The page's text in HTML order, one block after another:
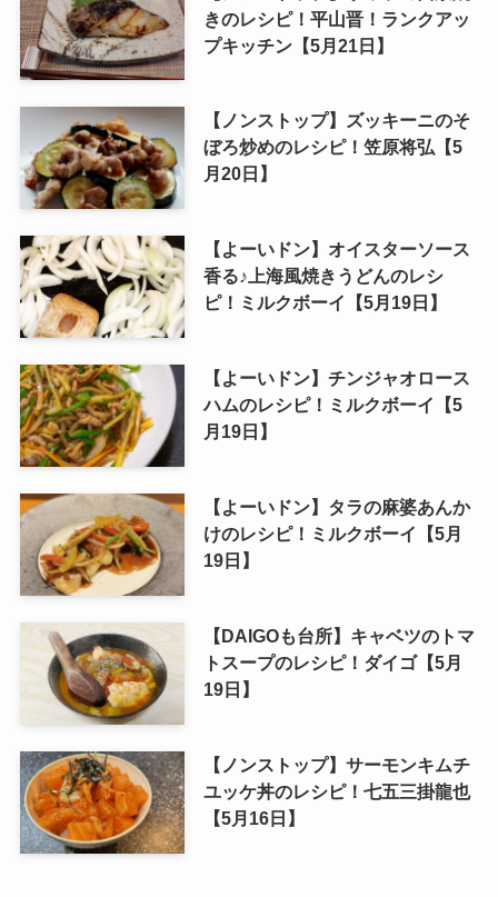
きのレシピ！平山晋！ランクアッ
プキッチン【5月21日】
【ノンストップ】ズッキーニのそ
ぼろ炒めのレシピ！笠原将弘【5
月20日】
【よーいドン】オイスターソース
香る♪上海風焼きうどんのレシ
ピ！ミルクボーイ【5月19日】
【よーいドン】チンジャオロース
ハムのレシピ！ミルクボーイ【5
月19日】
【よーいドン】タラの麻婆あんか
けのレシピ！ミルクボーイ【5月
19日】
【DAIGOも台所】キャベツのトマ
トスープのレシピ！ダイゴ【5月
19日】
【ノンストップ】サーモンキムチ
ユッケ丼のレシピ！七五三掛龍也
【5月16日】